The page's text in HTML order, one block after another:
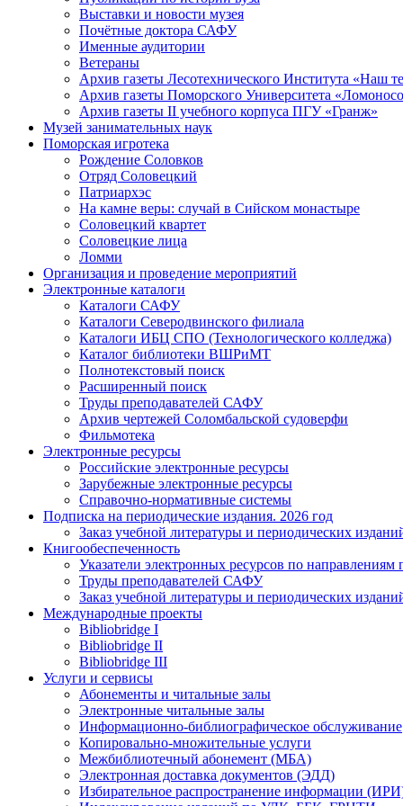
Выставки и новости музея
Почётные доктора САФУ
Именные аудитории
Ветераны
Архив газеты Лесотехнического Института «Наш
Архив газеты Поморского Университета
Архив газеты II учебного корпуса ПГУ «Гранж»
Музей занимательных наук
Поморская игротека
Рождение Соловков
Отряд Соловецкий
Патриархэс
На камне веры: случай в Сийском монастыре
Соловецкий квартет
Соловецкие лица
Ломми
Организация и проведение мероприятий
Электронные каталоги
Каталоги САФУ
Каталоги Северодвинского филиала
Каталоги ИБЦ СПО (Технологического колледжа)
Каталог библиотеки ВШРиМТ
Полнотекстовый поиск
Расширенный поиск
Труды преподавателей САФУ
Архив чертежей Соломбальской судоверфи
Фильмотека
Электронные ресурсы
Российские электронные ресурсы
Зарубежные электронные ресурсы
Справочно-нормативные системы
Подписка на периодические издания. 2026 год
Заказ учебной литературы и периодических
Книгообеспеченность
Указатели электронных ресурсов по направлениям
Труды преподавателей САФУ
Заказ учебной литературы и периодических
Международные проекты
Bibliobridge I
Bibliobridge II
Bibliobridge III
Услуги и сервисы
Абонементы и читальные залы
Электронные читальные залы
Информационно-библиографическое обслуживание
Копировально-множительные услуги
Межбиблиотечный абонемент (МБА)
Электронная доставка документов (ЭДД)
Избирательное распространение информации